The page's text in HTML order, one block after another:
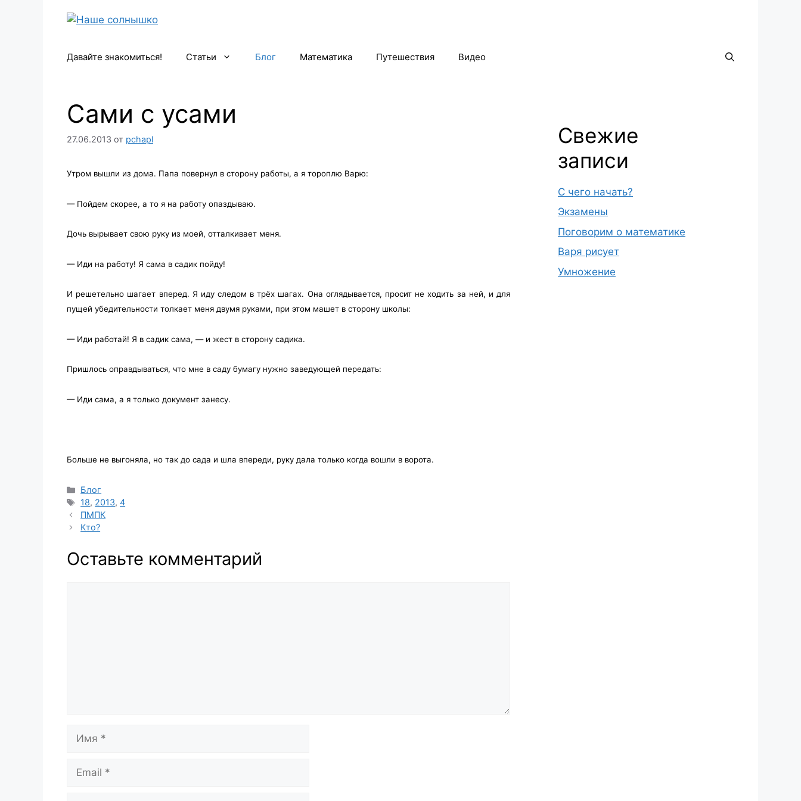
Давайте знакомиться! Статьи Блог Математика Путешествия Видео
Сами с усами
27.06.2013 от pchapl
Утром вышли из дома. Папа повернул в сторону работы, а я тороплю Варю:
— Пойдем скорее, а то я на работу опаздываю.
Дочь вырывает свою руку из моей, отталкивает меня.
— Иди на работу! Я сама в садик пойду!
И решетельно шагает вперед. Я иду следом в трёх шагах. Она оглядывается, просит не ходить за ней, и для
пущей убедительности толкает меня двумя руками, при этом машет в сторону школы:
— Иди работай! Я в садик сама, — и жест в сторону садика.
Пришлось оправдываться, что мне в саду бумагу нужно заведующей передать:
— Иди сама, а я только документ занесу.
Больше не выгоняла, но так до сада и шла впереди, руку дала только когда вошли в ворота.
Рубрики
Блог
Метки
18, 2013,4
ПМПК
Кто?
Оставьте комментарий
Свежие
записи
С чего начать?
Экзамены
Поговорим о математике
Варя рисует
Умножение